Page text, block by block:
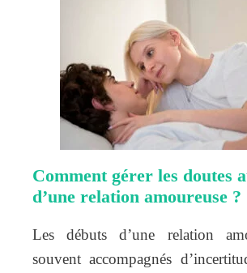
Comment gérer les doutes
d’une relation amoureuse ?
Les débuts d’une relation
souvent accompagnés